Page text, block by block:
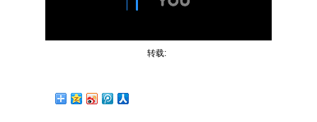
转载: